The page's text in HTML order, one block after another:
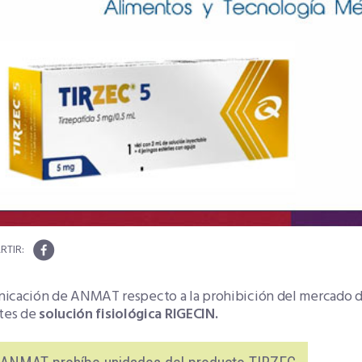
de ANMAT respecto a la prohibición del
desolución fisiológica RIGECIN.